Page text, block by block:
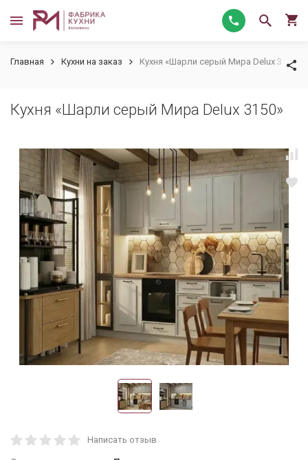
Главная Кухни на заказ Кухня «Шарли серый Мира Delux 3150»
Кухня «Шарли серый Мира Delux 3150»
Написать отзыв